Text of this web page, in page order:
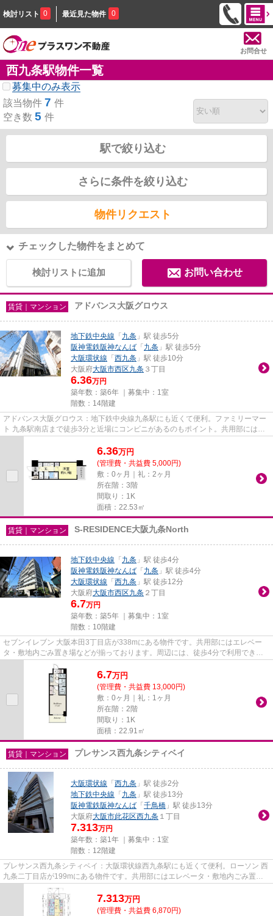
検討リスト 0 最近見た物件 0
お問合せ
西九条駅物件一覧
募集中のみ表示
該当物件 7 件
空き数 5 件
駅で絞り込む
さらに条件を絞り込む
物件リクエスト
チェックした物件をまとめて
検討リストに追加 お問い合わせ
賃貸｜マンション アドバンス大阪グロウス
地下鉄中央線 「 九条 」駅 徒歩5分
阪神電鉄阪神なんば 「 九条 」駅 徒歩5分
大阪環状線 「 西九条 」駅 徒歩10分
大阪府大阪市西区九条 ３丁目
6.36万円
築年数：築6年 ｜募集中： 1室
階数：14階建
アドバンス大阪グロウス：地下鉄中央線九条駅にも近くて便利。ファミリーマー
ト 九条駅南店まで徒歩3分と近場にコンビニがあるのもポイント。共用部にはエ
6.36万円
(管理費・共益費 5,000円)
敷：0ヶ月｜礼：2ヶ月
所在階：3階
間取り：1K
面積：22.53㎡
賃貸｜マンション S-RESIDENCE大阪九条North
地下鉄中央線 「 九条 」駅 徒歩4分
阪神電鉄阪神なんば 「 九条 」駅 徒歩4分
大阪環状線 「 西九条 」駅 徒歩12分
大阪府大阪市西区九条 ２丁目
6.7万円
築年数：築5年 ｜募集中： 1室
階数：10階建
セブンイレブン 大阪本田3丁目店が338mにある物件です。共用部にはエレベー
タ・敷地内ごみ置き場などが揃っております。周辺には、徒歩4分で利用できる
駅があります。こちらの物件はマ...
6.7万円
(管理費・共益費 13,000円)
敷：0ヶ月｜礼：1ヶ月
所在階：2階
間取り：1K
面積：22.91㎡
賃貸｜マンション プレサンス西九条シティベイ
大阪環状線 「 西九条 」駅 徒歩2分
地下鉄中央線 「 九条 」駅 徒歩13分
阪神電鉄阪神なんば 「 千鳥橋 」駅 徒歩13分
大阪府大阪市此花区西九条 １丁目
7.313万円
築年数：築1年 ｜募集中： 1室
階数：12階建
プレサンス西九条シティベイ：大阪環状線西九条駅にも近くて便利。ローソン 西
九条二丁目店が199mにある物件です。共用部にはエレベータ・敷地内ごみ置き
場などが備わっておりとても充...
7.313万円
(管理費・共益費 6,870円)